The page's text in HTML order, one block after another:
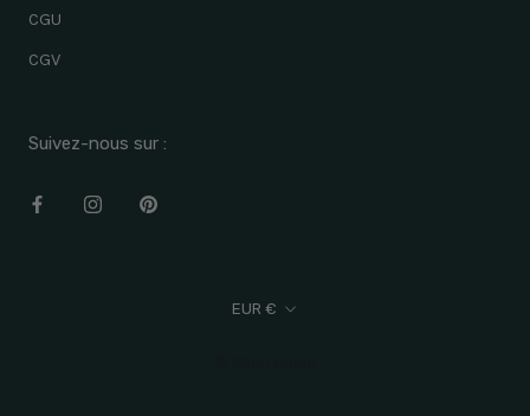
CGU
CGV
Suivez-nous sur :
Devise
EUR €